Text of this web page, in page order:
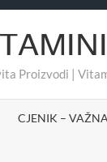
Proizvodi |
CJENIK –